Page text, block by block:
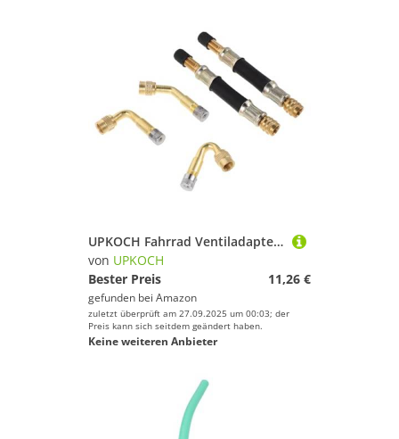
UPKOCH Fahrrad Ventiladapter Abgewinkelte Verlängerung Ventilerweiterung Leckdicht Kompatibel mit Tubeless Roller Reifen Luftpumpe Zubehör
von UPKOCH
Bester Preis
11,26 €
gefunden bei Amazon
zuletzt überprüft am 27.09.2025 um 00:03; der
Preis kann sich seitdem geändert haben.
Keine weiteren Anbieter